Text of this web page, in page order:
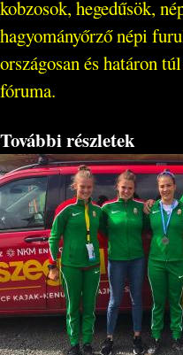
kobzosok, hegedűsök,
hagyományőrző népi
országosan és határon
fóruma.
További részletek